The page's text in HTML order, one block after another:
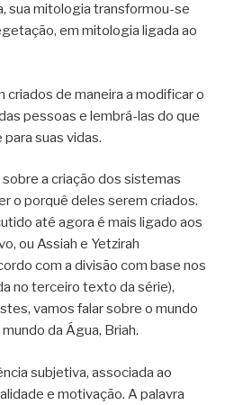
sua mitologia transformou-se
em mitologia ligada ao
criados de maneira a modificar o
pessoas e lembrá-las do que
suas vidas.
a criação dos sistemas
o porquê deles serem criados.
até agora é mais ligado aos
ou Assiah e Yetzirah
com a divisão com base nos
no terceiro texto da série),
vamos falar sobre o mundo
da Água, Briah.
subjetiva, associada ao
e motivação. A palavra